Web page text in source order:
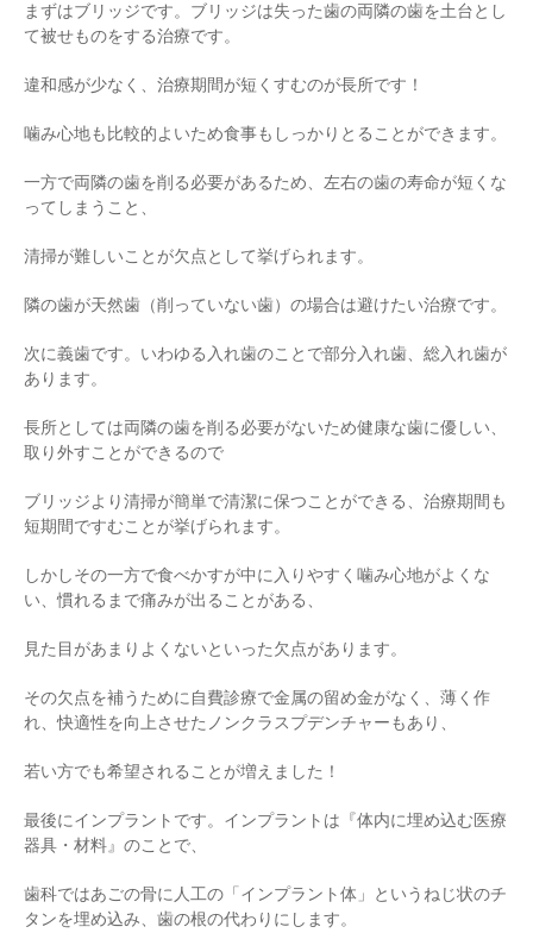
まずはブリッジです。ブリッジは失った歯の両隣の歯を土台とし
て被せものをする治療です。
違和感が少なく、治療期間が短くすむのが長所です！
噛み心地も比較的よいため食事もしっかりとることができます。
一方で両隣の歯を削る必要があるため、左右の歯の寿命が短くな
ってしまうこと、
清掃が難しいことが欠点として挙げられます。
隣の歯が天然歯（削っていない歯）の場合は避けたい治療です。
次に義歯です。いわゆる入れ歯のことで部分入れ歯、総入れ歯が
あります。
長所としては両隣の歯を削る必要がないため健康な歯に優しい、
取り外すことができるので
ブリッジより清掃が簡単で清潔に保つことができる、治療期間も
短期間ですむことが挙げられます。
しかしその一方で食べかすが中に入りやすく噛み心地がよくな
い、慣れるまで痛みが出ることがある、
見た目があまりよくないといった欠点があります。
その欠点を補うために自費診療で金属の留め金がなく、薄く作
れ、快適性を向上させたノンクラスプデンチャーもあり、
若い方でも希望されることが増えました！
最後にインプラントです。インプラントは『体内に埋め込む医療
器具・材料』のことで、
歯科ではあごの骨に人工の「インプラント体」というねじ状のチ
タンを埋め込み、歯の根の代わりにします。